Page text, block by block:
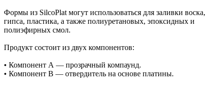
Формы из SilcoPlat могут использоваться для заливки воска,
гипса, пластика, а также полиуретановых, эпоксидных и
полиэфирных смол.
Продукт состоит из двух компонентов:
• Компонент А — прозрачный компаунд.
• Компонент В — отвердитель на основе платины.